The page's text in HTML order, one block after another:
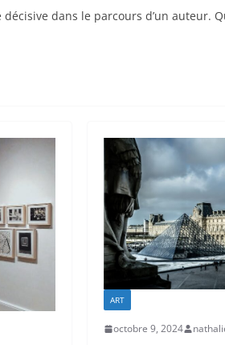
dans le parcours d’un auteur.
ART
octobre 9, 2024